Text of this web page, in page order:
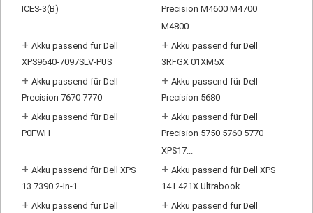
ICES-3(B)
Precision M4600 M4700
M4800
+ Akku passend für Dell
XPS9640-7097SLV-PUS
+ Akku passend für Dell
3RFGX 01XM5X
+ Akku passend für Dell
Precision 7670 7770
+ Akku passend für Dell
Precision 5680
+ Akku passend für Dell
P0FWH
+ Akku passend für Dell
Precision 5750 5760 5770
XPS17...
+ Akku passend für Dell XPS
13 7390 2-In-1
+ Akku passend für Dell XPS
14 L421X Ultrabook
+ Akku passend für Dell + Akku passend für Dell